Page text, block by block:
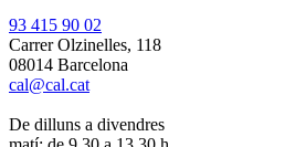
93 415 90 02
Carrer Olzinelles, 118
08014 Barcelona
cal@cal.cat
De dilluns a divendres